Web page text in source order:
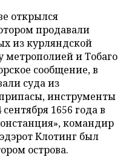
открылся
продавали
из курляндской
и Тобаго
сообщение, в
суда из
инструменты
1656 года в
командир
Клотинг был
острова.